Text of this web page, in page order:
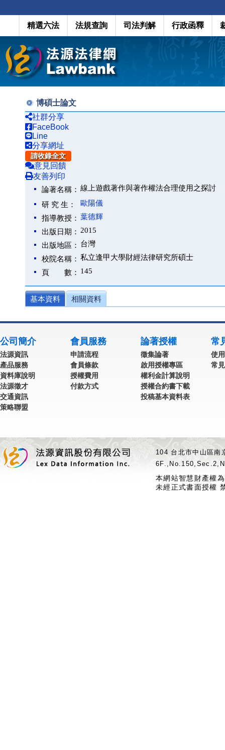
精選六法 法規查詢 司法判解 行政函釋
博碩士論文
社群分享
FaceBook
Line
分享網址
請收錄全文
意見回饋
友善列印
論著名稱： 線上遊戲著作與著作權法合理使用之探討
研 究 生：
歐陽儀
指導教授： 葉德輝
出版日期： 2015
出版地區： 台灣
校院名稱： 私立逢甲大學財經法律研究所碩士
頁 數： 145
基本資料 相關資料
公司簡介
法源資訊
產品服務
資料庫說明
法源徵才
交通資訊
策略聯盟
會員服務
申請流程
會員條款
授權費用
付款方式
論著授權
徵集論著
啟用授權專區
權利金計算說明
授權合約書下載
投稿基本資料表
常
使
常
104 台北市中山區
本網站智慧財產權
未經正式書面授權